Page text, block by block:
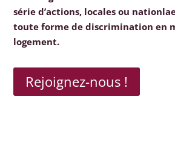
série d’actions, locales ou
toute forme de discrimination en
logement.
Rejoignez-nous !